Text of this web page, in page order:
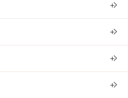
＋
＋
＋
＋